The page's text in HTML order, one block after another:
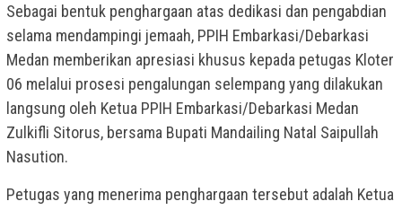
Sebagai bentuk penghargaan atas dedikasi dan pengabdian
selama mendampingi jemaah, PPIH Embarkasi/Debarkasi
Medan memberikan apresiasi khusus kepada petugas Kloter
06 melalui prosesi pengalungan selempang yang dilakukan
langsung oleh Ketua PPIH Embarkasi/Debarkasi Medan
Zulkifli Sitorus, bersama Bupati Mandailing Natal Saipullah
Nasution.
Petugas yang menerima penghargaan tersebut adalah Ketua